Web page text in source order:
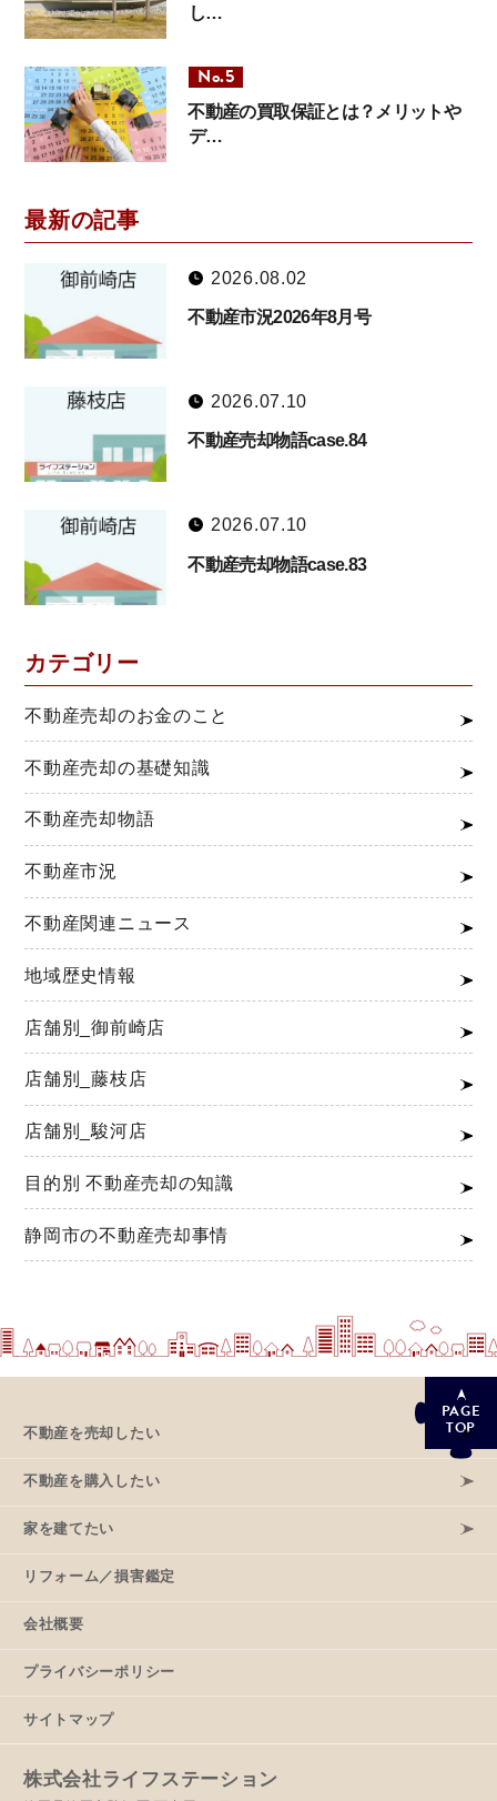
し…
不動産の買取保証とは？メリットや
デ…
最新の記事
2026.08.02
不動産市況2026年8月号
2026.07.10
不動産売却物語case.84
2026.07.10
不動産売却物語case.83
カテゴリー
不動産売却のお金のこと
不動産売却の基礎知識
不動産売却物語
不動産市況
不動産関連ニュース
地域歴史情報
店舗別_御前崎店
店舗別_藤枝店
店舗別_駿河店
目的別 不動産売却の知識
静岡市の不動産売却事情
PAGE
TOP
不動産を売却したい
不動産を購入したい
家を建てたい
リフォーム／損害鑑定
会社概要
プライバシーポリシー
サイトマップ
株式会社ライフステーション